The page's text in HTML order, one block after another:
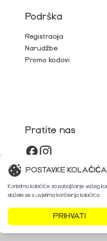
Podrška
Registracija
Narudžbe
Promo kodovi
Pratite nas
POSTAVKE KOLAČIĆA
Koristimo kolačiće za poboljšanje vašeg
slažete se s uvjetima korištenja kolačića.
PRIHVATI